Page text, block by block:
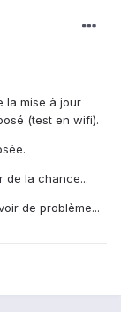
la mise à jour
(test en wifi).
de la chance...
de problème...